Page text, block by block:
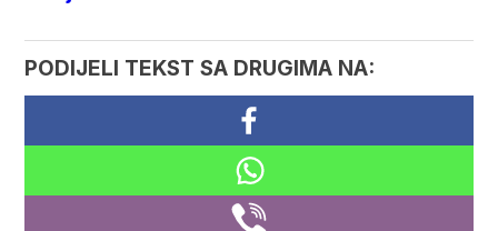
PODIJELI TEKST SA DRUGIMA NA: